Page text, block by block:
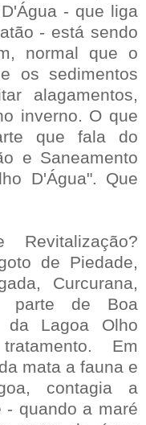
- que liga
- está sendo
normal que o
os sedimentos
alagamentos,
inverno. O que
que fala do
e Saneamento
D'Água". Que
Revitalização?
de Piedade,
Curcurana,
parte de Boa
da Lagoa Olho
Em
mata a fauna e
contagia a
- quando a maré